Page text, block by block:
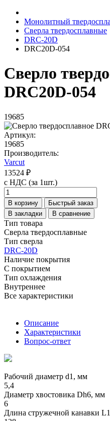
Монолитный
Сверла твердосплавные
DRC-20D
DRC20D-054
Сверло
DRC20D-054
19685
Артикул:
19685
Производитель:
Varcut
13524 ₽
с НДС (за 1шт.)
В корзину
Быстрый заказ
В закладки
В сравнение
Тип товара
Сверла твердосплавные
Тип сверла
DRC-20D
Наличие покрытия
С покрытием
Тип охлаждения
Внутреннее
Все характеристики
Описание
Характеристики
Вопрос-ответ
Рабочий диаметр d1, мм
5,4
Диаметр хвостовика Dh6, мм
6
Длина стружечной канавки